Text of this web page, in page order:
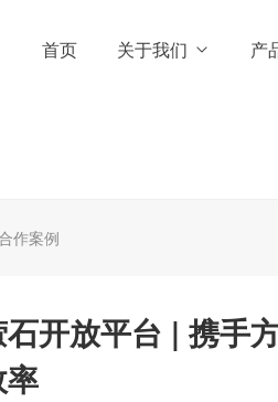
首页 关于我们 产
作案例
开放平台 | 携手